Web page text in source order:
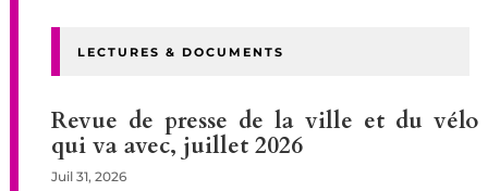
LECTURES & DOCUMENTS
Revue de presse de la ville et du vélo
qui va avec, juillet 2026
Juil 31, 2026